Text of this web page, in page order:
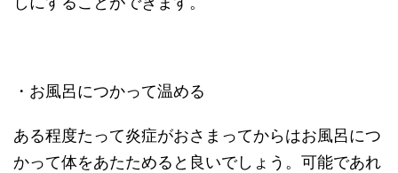
・お風呂につかって温める
ある程度たって炎症がおさまってからはお風呂につ
かって体をあたためると良いでしょう。可能であれ